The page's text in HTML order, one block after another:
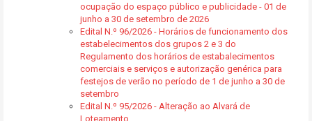
ocupação do espaço público e publicidade - 01 de
junho a 30 de setembro de 2026
Edital N.º 96/2026 - Horários de funcionamento dos
estabelecimentos dos grupos 2 e 3 do
Regulamento dos horários de estabalecimentos
comerciais e serviços e autorização genérica para
festejos de verão no período de 1 de junho a 30 de
setembro
Edital N.º 95/2026 - Alteração ao Alvará de
Loteamento